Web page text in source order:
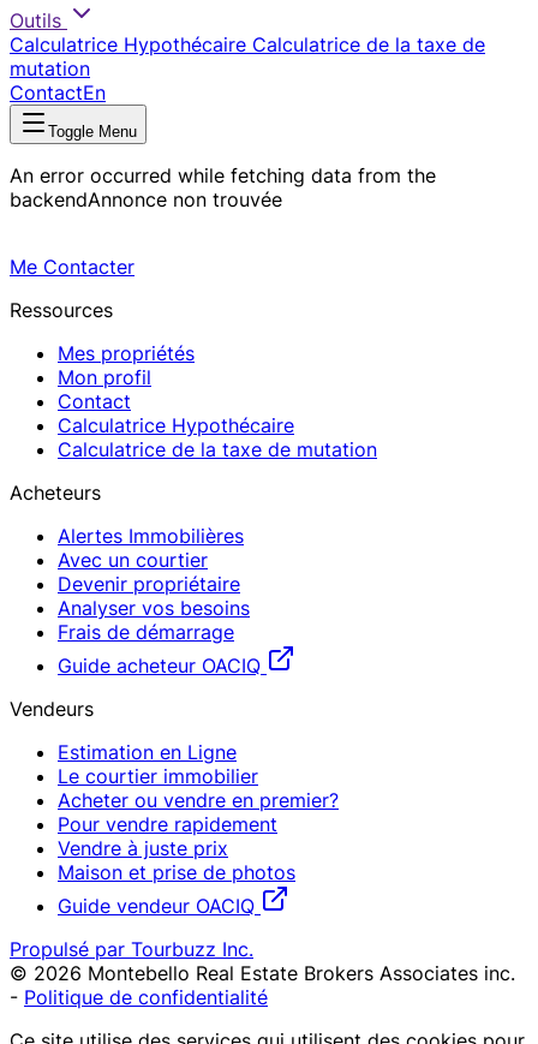
Outils
Calculatrice Hypothécaire Calculatrice de la taxe de
mutation
ContactEn
Toggle Menu
An error occurred while fetching data from the
backendAnnonce non trouvée
Me Contacter
Ressources
Mes propriétés
Mon profil
Contact
Calculatrice Hypothécaire
Calculatrice de la taxe de mutation
Acheteurs
Alertes Immobilières
Avec un courtier
Devenir propriétaire
Analyser vos besoins
Frais de démarrage
Guide acheteur OACIQ
Vendeurs
Estimation en Ligne
Le courtier immobilier
Acheter ou vendre en premier?
Pour vendre rapidement
Vendre à juste prix
Maison et prise de photos
Guide vendeur OACIQ
Propulsé par Tourbuzz Inc.
© 2026 Montebello Real Estate Brokers Associates inc.
- Politique de confidentialité